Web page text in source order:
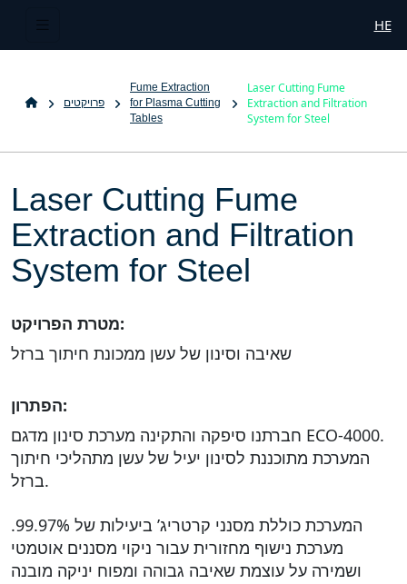
HE
פרויקטים
Fume Extraction
for Plasma Cutting
Tables
Laser Cutting Fume
Extraction and Filtration
System for Steel
Laser Cutting Fume
Extraction and Filtration
System for Steel
מטרת הפרויקט:
שאיבה וסינון של עשן ממכונת חיתוך ברזל
הפתרון:
חברתנו סיפקה והתקינה מערכת סינון מדגם ECO-4000.
המערכת מתוכננת לסינון יעיל של עשן מתהליכי חיתוך
ברזל.
המערכת כוללת מסנני קרטריג’ ביעילות של 99.97%.
מערכת נישוף מחזורית עבור ניקוי מסננים אוטמטי
ושמירה על עוצמת שאיבה גבוהה ומפוח יניקה מובנה